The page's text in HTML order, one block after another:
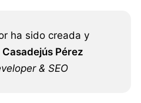
ha sido creada y
Casadejús Pérez
& SEO